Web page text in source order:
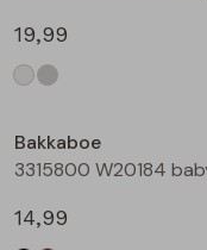
19,99
Bakkaboe
14,99